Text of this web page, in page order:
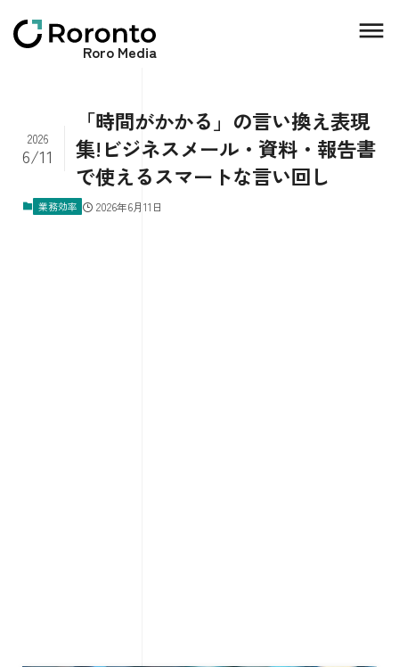
Roro Media
「時間がかかる」の言い換え表現
集!ビジネスメール・資料・報告書
で使えるスマートな言い回し
2026
6/11
業務効率 2026年6月11日